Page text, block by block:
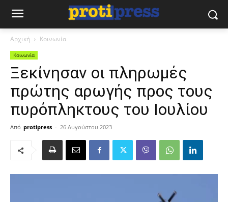
Αρχική Κοινωνία
Κοινωνία
Ξεκίνησαν οι πληρωμές
πρώτης αρωγής προς τους
πυρόπληκτους του Ιουλίου
Από protipress - 26 Αυγούστου 2023